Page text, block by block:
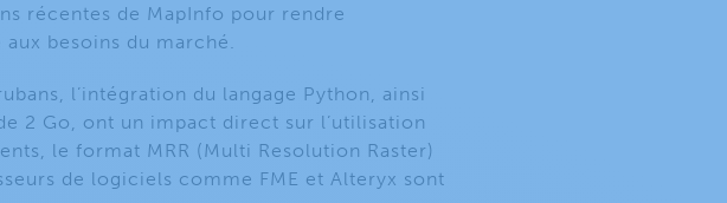
récentes de MapInfo pour rendre
besoins du marché.
l’intégration du langage Python, ainsi
2 Go, ont un impact direct sur l’utilisation
le format MRR (Multi Resolution Raster)
de logiciels comme FME et Alteryx sont